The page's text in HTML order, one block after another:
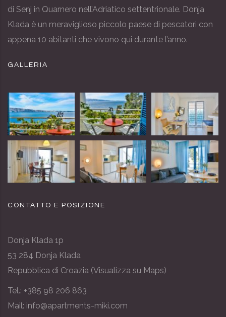
di Senj in Quarnero nell’Adriatico settentrionale. Donja
Klada è un meraviglioso piccolo paese di pescatori con
appena 10 abitanti che vivono qui durante l’anno.
GALLERIA
CONTATTO E POSIZIONE
Donja Klada 1p
53 284 Donja Klada
Repubblica di Croazia (Visualizza su Maps)
Tel.: +385 98 206 863
Mail: info@apartments-miki.com